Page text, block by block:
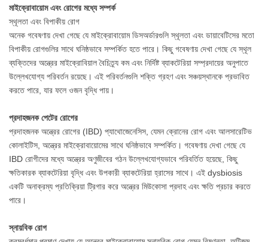
মাইক্রোবায়োম এবং রোগের মধ্যে সম্পর্ক
স্থূলতা এবং বিপাকীয় রোগ
অনেক গবেষণায় দেখা গেছে যে মাইক্রোবায়োম ডিসঅর্ডারগুলি স্থূলতা এবং ডায়াবেটিসের মতো
বিপাকীয় রোগগুলির সাথে ঘনিষ্ঠভাবে সম্পর্কিত হতে পারে। কিছু গবেষণায় দেখা গেছে যে স্থূল
ব্যক্তিদের অন্ত্রের মাইক্রোবিয়াল বৈচিত্র্য কম এবং নির্দিষ্ট ব্যাকটেরিয়া সম্প্রদায়ের অনুপাতে
উল্লেখযোগ্য পরিবর্তন রয়েছে। এই পরিবর্তনগুলি শক্তি গ্রহণ এবং সঞ্চয়স্থানকে প্রভাবিত
করতে পারে, যার ফলে ওজন বৃদ্ধি পায়।
প্রদাহজনক পেটের রোগের
প্রদাহজনক অন্ত্রের রোগের (IBD) প্যাথোজেনেসিস, যেমন ক্রোনের রোগ এবং আলসারেটিভ
কোলাইটিস, অন্ত্রের মাইক্রোবায়োমের সাথে ঘনিষ্ঠভাবে সম্পর্কিত। গবেষণায় দেখা গেছে যে
IBD রোগীদের মধ্যে অন্ত্রের অণুজীবের গঠন উল্লেখযোগ্যভাবে পরিবর্তিত হয়েছে, কিছু
ক্ষতিকারক ব্যাকটেরিয়া বৃদ্ধি এবং উপকারী ব্যাকটেরিয়া হ্রাসের সাথে। এই dysbiosis
একটি অনাক্রম্য প্রতিক্রিয়া ট্রিগার করে অন্ত্রের মিউকোসা প্রদাহ এবং ক্ষতি প্রচার করতে
পারে।
স্নায়বিক রোগ